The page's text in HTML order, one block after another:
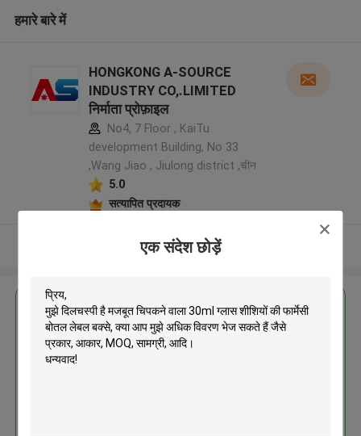
एक संदेश छोड़ें
हमारे बारे में
HONGKONG A-SOURCE
INDUSTRY CO,.LIMITED
निर्माता प्रोफ़ाइल
No4, 7 Floor , KaiTu
development Building, No 33
,Wang Jiao , Jiulong district ,चीन
5.0
सत्यापित प्रदायक
और देखो
सबसे उत्तम प्रतिदान प्राप्त करें
मजबूत चिपकने वाला 30ml ग्लास शीशियों